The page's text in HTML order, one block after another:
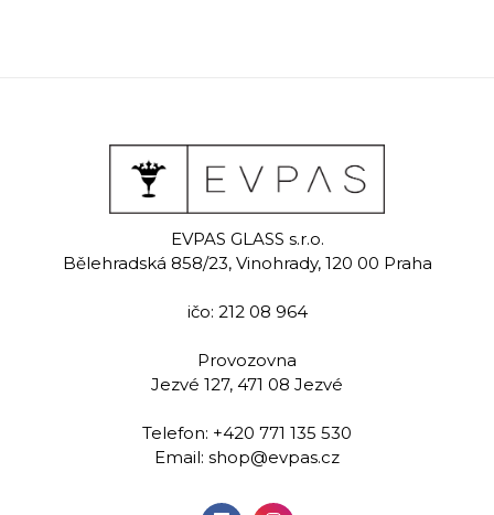
Glory
Ručně rytá sklenice na
likér 65 ml
Přidat do
EVPAS GLASS s.r.o.
Bělehradská 858/23, Vinohrady, 120 00 Praha
ičo: 212 08 964
Provozovna
Jezvé 127, 471 08 Jezvé
Telefon: +420 771 135 530
Email: shop@evpas.cz